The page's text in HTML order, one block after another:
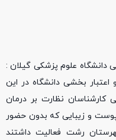
دانشگاه علوم پزشکی گیلان :
بخشی دانشگاه در این
نظارت بر درمان
پوست و زیبایی که بدون حضور
رشت فعالیت داشتند